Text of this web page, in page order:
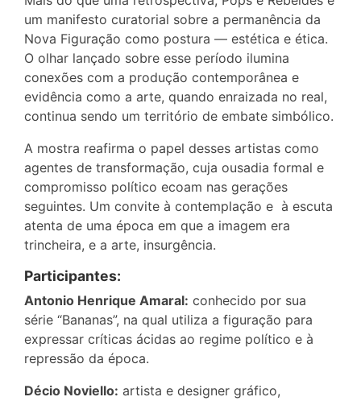
um manifesto curatorial sobre a permanência da
Nova Figuração como postura — estética e ética.
O olhar lançado sobre esse período ilumina
conexões com a produção contemporânea e
evidência como a arte, quando enraizada no real,
continua sendo um território de embate simbólico.
A mostra reafirma o papel desses artistas como
agentes de transformação, cuja ousadia formal e
compromisso político ecoam nas gerações
seguintes. Um convite à contemplação e à escuta
atenta de uma época em que a imagem era
trincheira, e a arte, insurgência.
Participantes:
Antonio Henrique Amaral: conhecido por sua
série “Bananas”, na qual utiliza a figuração para
expressar críticas ácidas ao regime político e à
repressão da época.
Décio Noviello: artista e designer gráfico,